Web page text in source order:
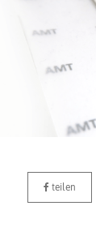
teilen